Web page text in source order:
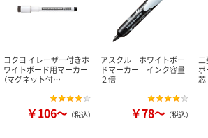
コクヨ イレーザー付きホ
ワイトボード用マーカー
（マグネット付…
￥106～ （税込）
アスクル ホワイトボー
ドマーカー インク容量
２倍
￥78～ （税込）
芯